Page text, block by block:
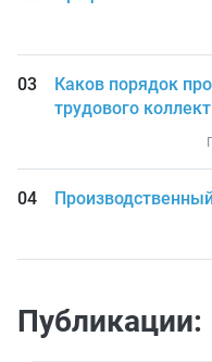
Каков порядок
трудового
Публикации: